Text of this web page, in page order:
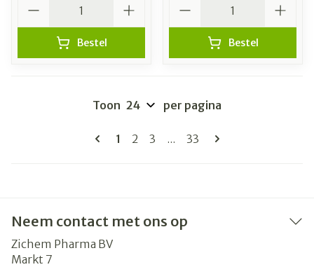
Bestel Bestel
Pagina's
U lees momenteel pagina
1 Pagina
2 Pagina
3 ... Pagina
33
Toon per pagina
Neem contact met ons op
Zichem Pharma BV
Markt 7